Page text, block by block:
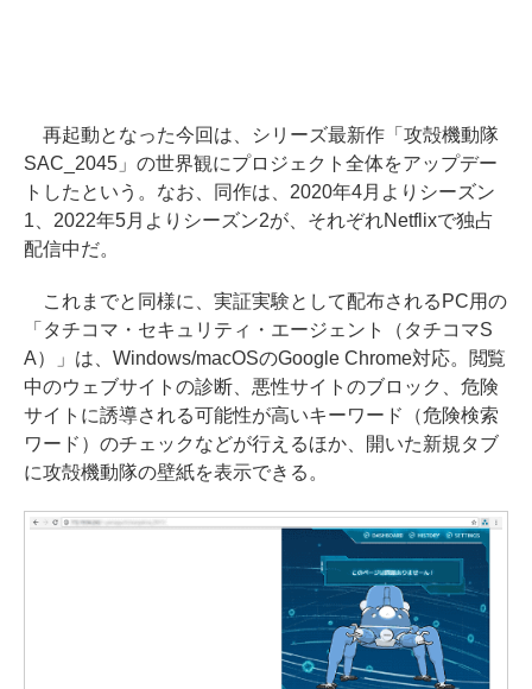
再起動となった今回は、シリーズ最新作「攻殻機動隊
SAC_2045」の世界観にプロジェクト全体をアップデー
トしたという。なお、同作は、2020年4月よりシーズン
1、2022年5月よりシーズン2が、それぞれNetflixで独占
配信中だ。
これまでと同様に、実証実験として配布されるPC用の
「タチコマ・セキュリティ・エージェント（タチコマS
A）」は、Windows/macOSのGoogle Chrome対応。閲覧
中のウェブサイトの診断、悪性サイトのブロック、危険
サイトに誘導される可能性が高いキーワード（危険検索
ワード）のチェックなどが行えるほか、開いた新規タブ
に攻殻機動隊の壁紙を表示できる。